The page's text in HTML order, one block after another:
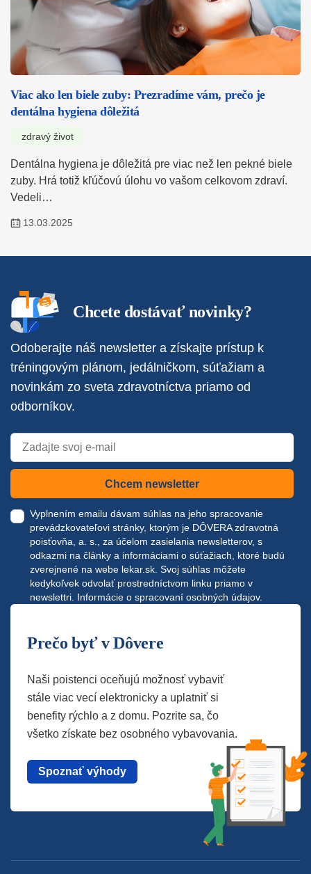
Viac ako len biele zuby: Prezradíme vám, prečo je
dentálna hygiena dôležitá
zdravý život
Dentálna hygiena je dôležitá pre viac než len pekné biele
zuby. Hrá totiž kľúčovú úlohu vo vašom celkovom zdraví.
Vedeli…
13.03.2025
Chcete dostávať novinky?
Odoberajte náš newsletter a získajte prístup k
tréningovým plánom, jedálničkom, súťažiam a
novinkám zo sveta zdravotníctva priamo od
odborníkov.
Chcem newsletter
Vyplnením emailu dávam súhlas na jeho spracovanie
prevádzkovateľovi stránky, ktorým je DÔVERA zdravotná
poisťovňa, a. s., za účelom zasielania newsletterov, s
odkazmi na články a informáciami o súťažiach, ktoré budú
zverejnené na webe lekar.sk. Svoj súhlas môžete
kedykoľvek odvolať prostredníctvom linku priamo v
newslettri. Informácie o spracovaní osobných údajov.
Prečo byť v Dôvere
Naši poistenci oceňujú možnosť vybaviť
stále viac vecí elektronicky a uplatniť si
benefity rýchlo a z domu. Pozrite sa, čo
všetko získate bez osobného vybavovania.
Spoznať výhody